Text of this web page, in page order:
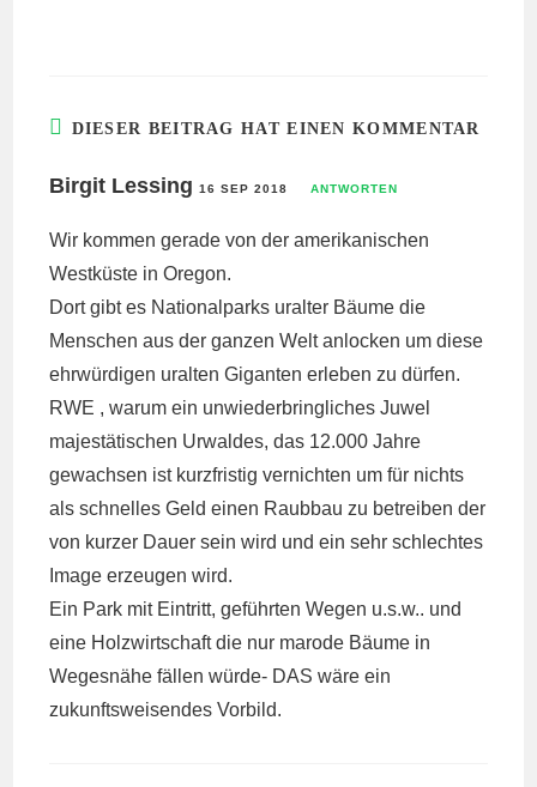
DIESER BEITRAG HAT EINEN KOMMENTAR
Birgit Lessing 16 SEP 2018 ANTWORTEN
Wir kommen gerade von der amerikanischen
Westküste in Oregon.
Dort gibt es Nationalparks uralter Bäume die
Menschen aus der ganzen Welt anlocken um diese
ehrwürdigen uralten Giganten erleben zu dürfen.
RWE , warum ein unwiederbringliches Juwel
majestätischen Urwaldes, das 12.000 Jahre
gewachsen ist kurzfristig vernichten um für nichts
als schnelles Geld einen Raubbau zu betreiben der
von kurzer Dauer sein wird und ein sehr schlechtes
Image erzeugen wird.
Ein Park mit Eintritt, geführten Wegen u.s.w.. und
eine Holzwirtschaft die nur marode Bäume in
Wegesnähe fällen würde- DAS wäre ein
zukunftsweisendes Vorbild.